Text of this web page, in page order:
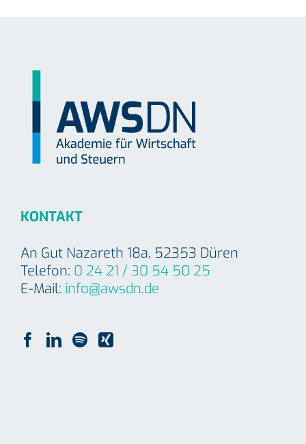
KONTAKT
An Gut Nazareth 18a, 52353 Düren
Telefon: 0 24 21 / 30 54 50 25
E-Mail: info@awsdn.de